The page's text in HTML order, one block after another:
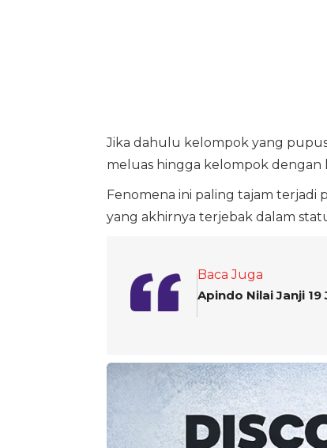
Jika dahulu kelompok yang pupus
meluas hingga kelompok dengan
Fenomena ini paling tajam terjadi
yang akhirnya terjebak dalam
Baca Juga
Apindo Nilai Janji